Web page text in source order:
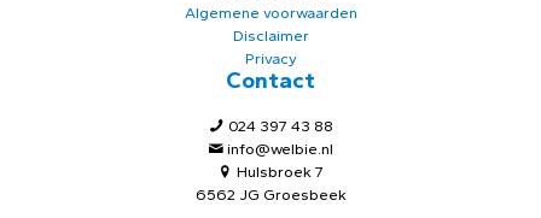
Algemene voorwaarden
Disclaimer
Privacy
Contact
024 397 43 88
info@welbie.nl
Hulsbroek 7
6562 JG Groesbeek